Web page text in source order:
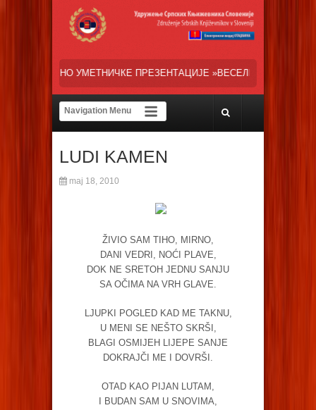
»ВЕСЕЛИ ДАНИ СРПСКЕ ДИЈАСПОРЕ« НАША ТРЕНУТНА
LUDI KAMEN
maj 18, 2010
ŽIVIO SAM TIHO, MIRNO,
DANI VEDRI, NOĆI PLAVE,
DOK NE SRETOH JEDNU SANJU
SA OČIMA NA VRH GLAVE.
LJUPKI POGLED KAD ME TAKNU,
U MENI SE NEŠTO SKRŠI,
BLAGI OSMIJEH LIJEPE SANJE
DOKRAJČI ME I DOVRŠI.
OTAD KAO PIJAN LUTAM,
I BUDAN SAM U SNOVIMA,